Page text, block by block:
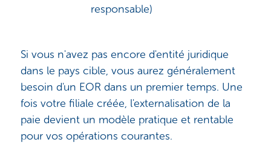
responsable)
Si vous n'avez pas encore d'entité juridique
dans le pays cible, vous aurez généralement
besoin d'un EOR dans un premier temps. Une
fois votre filiale créée, l'externalisation de la
paie devient un modèle pratique et rentable
pour vos opérations courantes.